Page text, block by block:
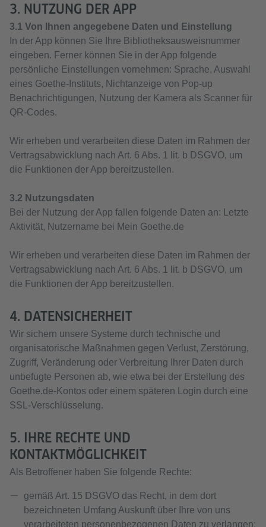
3. NUTZUNG DER APP
3.1 Von Ihnen angegebene Daten und Einstellung
In der App können Sie Ihre Bibliotheksausweisnummer
eingeben. Ferner können Sie in der App folgende
persönliche Einstellungen vornehmen: Sprache, Auswahl
eines Goethe-Instituts, Nichtanzeige von Pop-up
Benachrichtigungen, Nutzung der Kamera als Scanner für
QR-Codes.
Wir erheben und verarbeiten diese Daten im Rahmen der
Vertragsabwicklung nach Art. 6 Abs. 1 lit. b DSGVO, um
die Funktionen der App bereitzustellen.
3.2 Nutzungsdaten
Bei der Nutzung der App fallen folgende Daten an: Letzte
Aktivität, Nutzername bei Mein Goethe.de
Wir erheben und verarbeiten diese Daten im Rahmen der
Vertragsabwicklung nach Art. 6 Abs. 1 lit. b DSGVO, um
die Funktionen der App bereitzustellen.
4. DATENSICHERHEIT
Wir sichern unsere Systeme durch technische und
organisatorische Maßnahmen gegen Verlust, Zerstörung,
Zugriff, Veränderung oder Verbreitung Ihrer Daten durch
unbefugte Personen ab, wie etwa bei der Erstellung des
Goethe.de-Kontos oder einem späteren Login durch eine
SSL-Verschlüsselung.
5. IHRE RECHTE UND
KONTAKTMÖGLICHKEIT
Als Betroffener haben Sie folgende Rechte:
gemäß Art. 15 DSGVO das Recht, in dem dort
bezeichneten Umfang Auskunft über Ihre von uns
verarbeiteten personenbezogenen Daten zu verlangen;